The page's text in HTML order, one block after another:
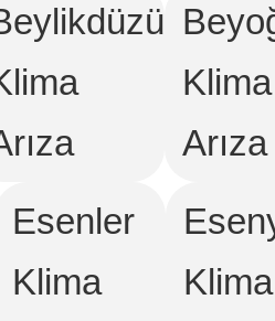
Klima
Arıza
Esenler
Klima
Klima